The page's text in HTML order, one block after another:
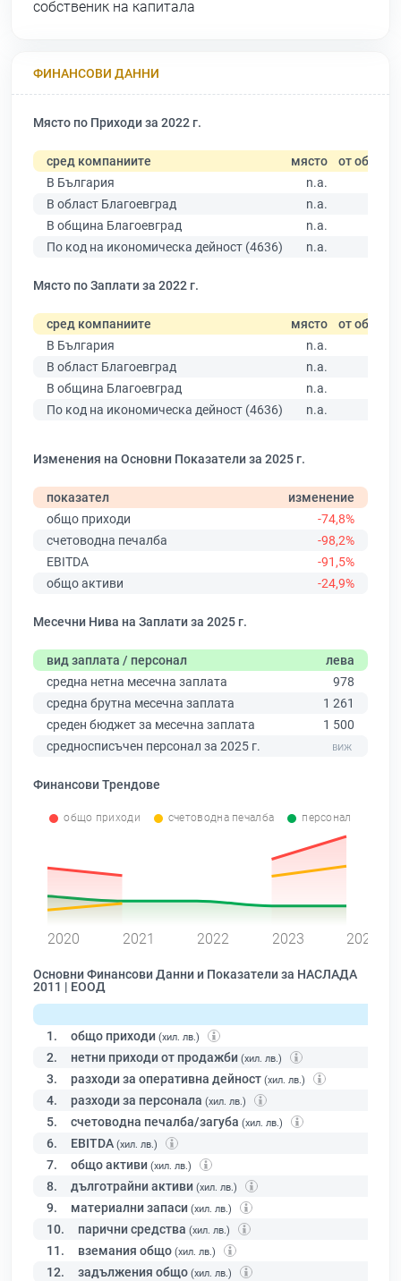
собственик на капитала
ФИНАНСОВИ ДАННИ
Място по Приходи за 2022 г.
сред компаниите място от общо
В България
n.a.
В област Благоевград
n.a.
В община Благоевград
n.a.
По код на икономическа дейност (4636)
n.a.
Място по Заплати за 2022 г.
сред компаниите място от общо
В България
n.a.
В област Благоевград
n.a.
В община Благоевград
n.a.
По код на икономическа дейност (4636)
n.a.
Изменения на Основни Показатели за 2025 г.
показател
изменение
общо приходи
-74,8%
счетоводна печалба
-98,2%
EBITDA
-91,5%
общо активи
-24,9%
Месечни Нива на Заплати за 2025 г.
вид заплата / персонал
лева
средна нетна месечна заплата
978
средна брутна месечна заплата
1 261
среден бюджет за месечна заплата
1 500
средносписъчен персонал за 2025 г.
Финансови Трендове
общо приходи счетоводна печалба персонал
2020 2021 2022 2023 2024
Основни Финансови Данни и Показатели за НАСЛАДА
2011 | ЕООД
1. общо приходи (хил. лв.)
2. нетни приходи от продажби (хил. лв.)
3. разходи за оперативна дейност (хил. лв.)
4. разходи за персонала (хил. лв.)
5. счетоводна печалба/загуба (хил. лв.)
6. EBITDA (хил. лв.)
7. общо активи (хил. лв.)
8. дълготрайни активи (хил. лв.)
9. материални запаси (хил. лв.)
10. парични средства (хил. лв.)
11. вземания общо (хил. лв.)
12. задължения общо (хил. лв.)